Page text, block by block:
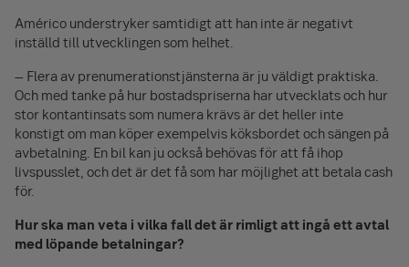
Américo understryker samtidigt att han inte är negativt
inställd till utvecklingen som helhet.
– Flera av prenumerationstjänsterna är ju väldigt praktiska.
Och med tanke på hur bostadspriserna har utvecklats och hur
stor kontantinsats som numera krävs är det heller inte
konstigt om man köper exempelvis köksbordet och sängen på
avbetalning. En bil kan ju också behövas för att få ihop
livspusslet, och det är det få som har möjlighet att betala cash
för.
Hur ska man veta i vilka fall det är rimligt att ingå ett avtal
med löpande betalningar?